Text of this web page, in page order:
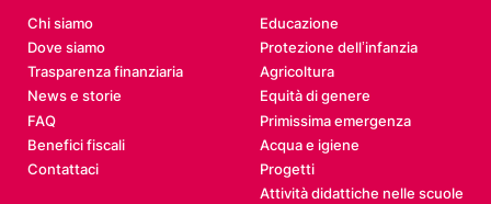
Chi siamo
Dove siamo
Trasparenza finanziaria
News e storie
FAQ
Benefici fiscali
Contattaci
Educazione
Protezione dell’infanzia
Agricoltura
Equità di genere
Primissima emergenza
Acqua e igiene
Progetti
Attività didattiche nelle scuole